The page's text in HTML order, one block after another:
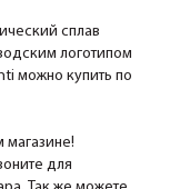
сплав
логотипом
можно купить по
для